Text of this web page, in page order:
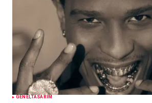
GENELTASARIM